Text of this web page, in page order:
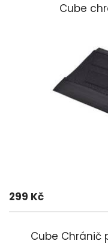
Cube
299 Kč
Cube Chránič